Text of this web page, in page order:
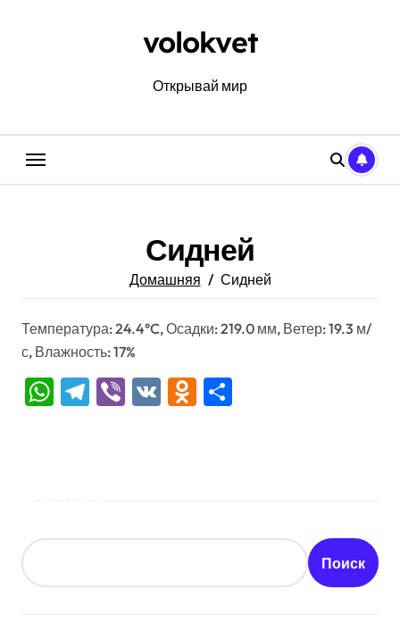
volokvet
Открывай мир
Сидней
Домашняя Сидней
Температура: 24.4°C, Осадки: 219.0 мм, Ветер: 19.3 м/
с, Влажность: 17%
WhatsApp
Telegram
Viber
VK Odnoklassniki
Поиск